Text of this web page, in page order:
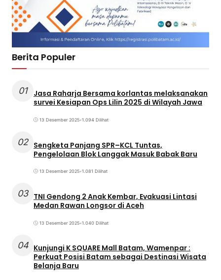
Berita Populer
01
Jasa Raharja Bersama korlantas melaksanakan
survei Kesiapan Ops Lilin 2025 di Wilayah Jawa
13 Desember 2025•1.094 Dilihat
02 Sengketa Panjang SPR–KCL Tuntas,
Pengelolaan Blok Langgak Masuk Babak Baru
13 Desember 2025•1.081 Dilihat
03 TNI Gendong 2 Anak Kembar, Evakuasi Lintasi
Medan Rawan Longsor di Aceh
13 Desember 2025•1.040 Dilihat
04 Kunjungi K SQUARE Mall Batam, Wamenpar :
Perkuat Posisi Batam sebagai Destinasi Wisata
Belanja Baru